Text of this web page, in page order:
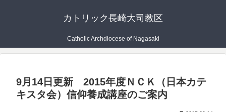
カトリック長崎大司教区
Catholic Archdiocese of Nagasaki
9月14日更新 2015年度ＮＣＫ（日本カテ
キスタ会）信仰養成講座のご案内